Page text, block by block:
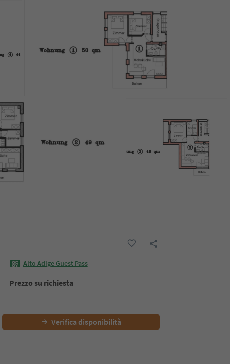
Alto Adige Guest Pass
Prezzo su richiesta
Verifica disponibilità